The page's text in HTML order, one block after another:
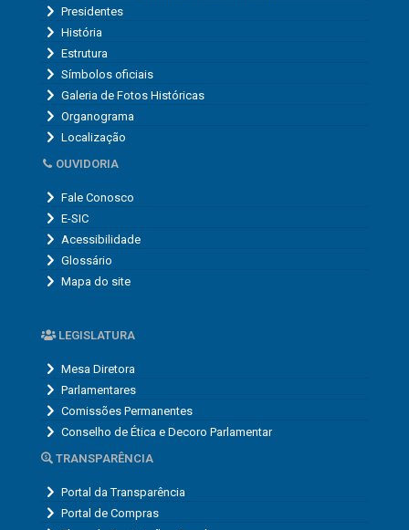
Localização
OUVIDORIA
Fale Conosco
E-SIC
Acessibilidade
Glossário
Mapa do site
LEGISLATURA
Mesa Diretora
Parlamentares
Comissões Permanentes
TRANSPARÊNCIA
Portal da Transparência
Portal de Compras
Plano de Contratções Anual
LGPD
Portal do Servidor
LEGISLAÇÃO